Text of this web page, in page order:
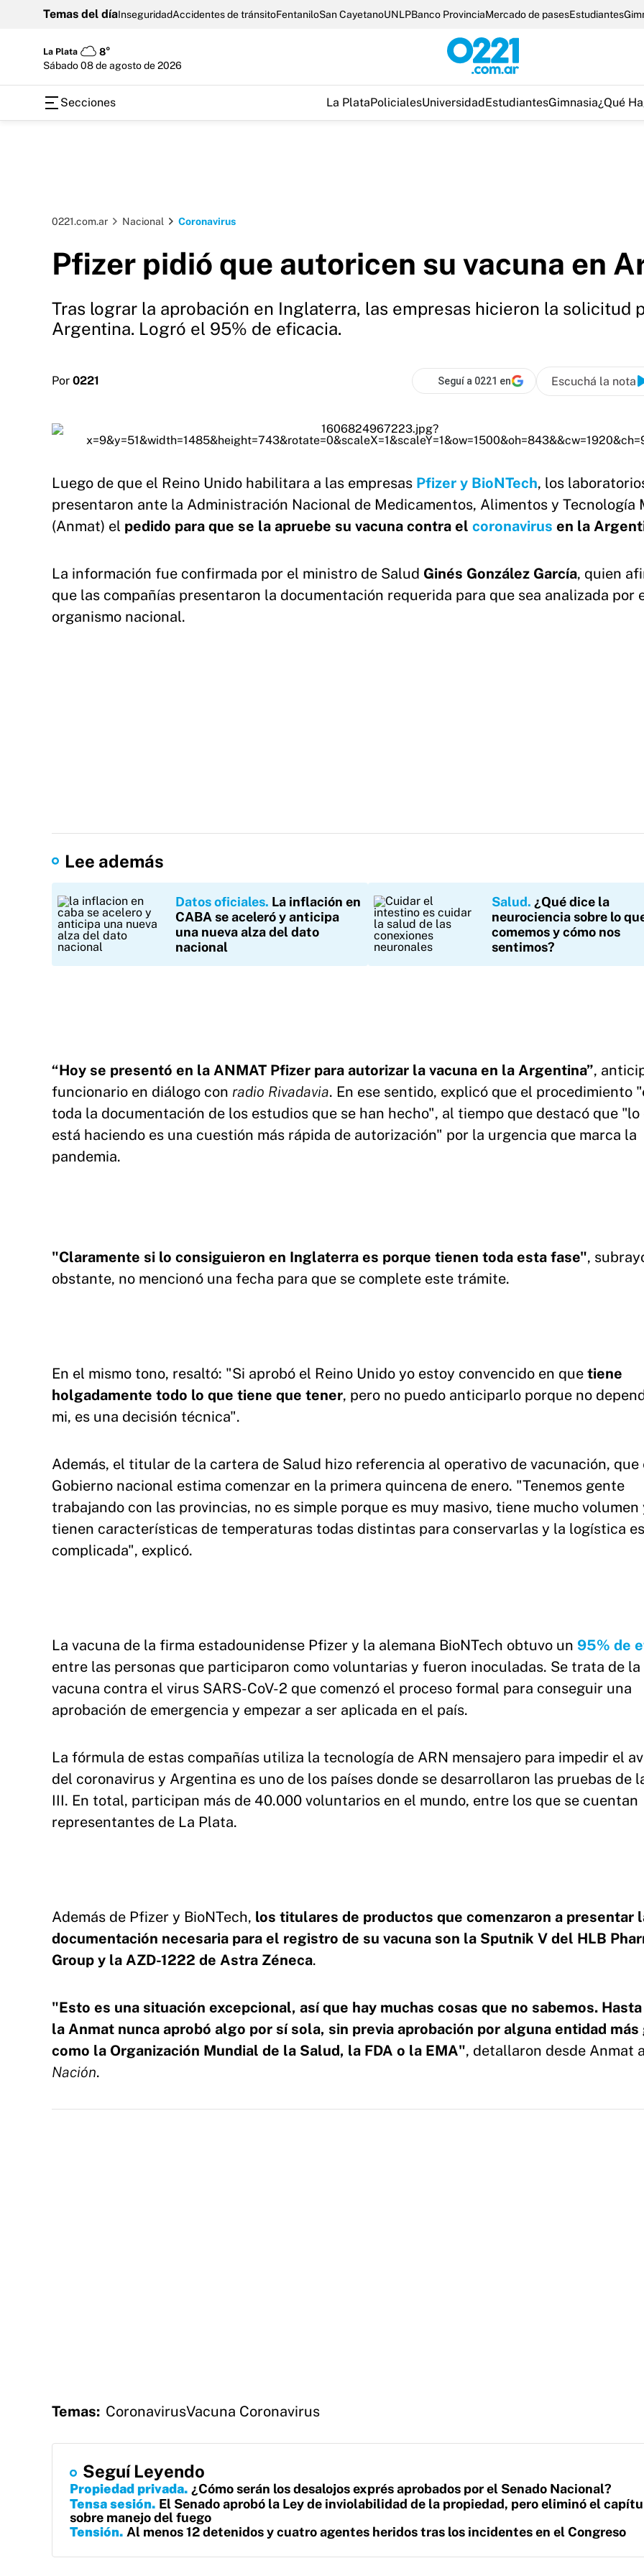
Temas del díaInseguridadAccidentes de tránsitoFentaniloSan CayetanoUNLPBanco ProvinciaMercado de pasesEstudiantes
La Plata
8°
sábado 08 de agosto de 2026
Secciones La PlataPolicialesUniversidadEstudiantesGimnasia¿Qué
0221.com.ar Nacional Coronavirus
Pfizer pidió que autoricen su vacuna en
Tras lograr la aprobación en Inglaterra, las empresas hicieron la solicitud
Argentina. Logró el 95% de eficacia.
Por 0221 Seguí a 0221 en Escuchá la nota
Luego de que el Reino Unido habilitara a las empresas Pfizer y BioNTech, los
presentaron ante la Administración Nacional de Medicamentos, Alimentos y Tecnología
(Anmat) el pedido para que se la apruebe su vacuna contra el coronavirus en la
La información fue confirmada por el ministro de Salud Ginés González García, quien
que las compañías presentaron la documentación requerida para que sea analizada por
organismo nacional.
Lee además
Datos oficiales La inflación en
CABA se aceleró y anticipa
una nueva alza del dato
nacional
Salud ¿Qué dice la
neurociencia sobre lo
comemos y cómo nos
sentimos?
“Hoy se presentó en la ANMAT Pfizer para autorizar la vacuna en la Argentina”,
funcionario en diálogo con radio Rivadavia. En ese sentido, explicó que el procedimiento
toda la documentación de los estudios que se han hecho", al tiempo que destacó que "lo
está haciendo es una cuestión más rápida de autorización" por la urgencia que marca la
pandemia.
"Claramente si lo consiguieron en Inglaterra es porque tienen toda esta fase",
obstante, no mencionó una fecha para que se complete este trámite.
En el mismo tono, resaltó: "Si aprobó el Reino Unido yo estoy convencido en que tiene
holgadamente todo lo que tiene que tener, pero no puedo anticiparlo porque no
mi, es una decisión técnica".
Además, el titular de la cartera de Salud hizo referencia al operativo de vacunación, que
Gobierno nacional estima comenzar en la primera quincena de enero. "Tenemos gente
trabajando con las provincias, no es simple porque es muy masivo, tiene mucho volumen
tienen características de temperaturas todas distintas para conservarlas y la logística es
complicada", explicó.
La vacuna de la firma estadounidense Pfizer y la alemana BioNTech obtuvo un 95% de
entre las personas que participaron como voluntarias y fueron inoculadas. Se trata de
vacuna contra el virus SARS-CoV-2 que comenzó el proceso formal para conseguir una
aprobación de emergencia y empezar a ser aplicada en el país.
La fórmula de estas compañías utiliza la tecnología de ARN mensajero para impedir el
del coronavirus y Argentina es uno de los países donde se desarrollaron las pruebas de
III. En total, participan más de 40.000 voluntarios en el mundo, entre los que se cuentan
representantes de La Plata.
Además de Pfizer y BioNTech, los titulares de productos que comenzaron a presentar
documentación necesaria para el registro de su vacuna son la Sputnik V del HLB
Group y la AZD-1222 de Astra Zéneca.
"Esto es una situación excepcional, así que hay muchas cosas que no sabemos.
la Anmat nunca aprobó algo por sí sola, sin previa aprobación por alguna entidad más
como la Organización Mundial de la Salud, la FDA o la EMA", detallaron desde Anmat
Nación.
Temas: CoronavirusVacuna Coronavirus
Seguí Leyendo
Propiedad privada ¿Cómo serán los desalojos exprés aprobados por el Senado Nacional?
Tensa sesión El Senado aprobó la Ley de inviolabilidad de la propiedad, pero eliminó el
sobre manejo del fuego
Tensión Al menos 12 detenidos y cuatro agentes heridos tras los incidentes en el Congreso